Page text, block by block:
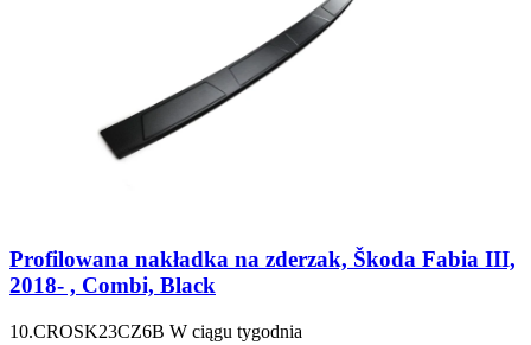
Profilowana nakładka na zderzak, Škoda Fabia III,
2018- , Combi, Black
10.CROSK23CZ6B W ciągu tygodnia